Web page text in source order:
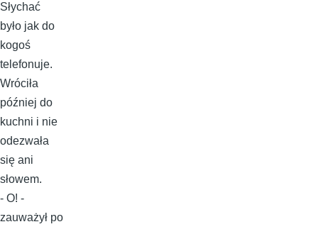
Słychać
było jak do
kogoś
telefonuje.
Wróciła
później do
kuchni i nie
odezwała
się ani
słowem.
- O! -
zauważył po